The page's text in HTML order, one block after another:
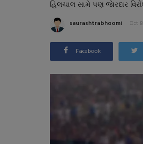
હિલચાલ સામે પણ જાેરદાર
saurashtrabhoomi Oct
Facebook